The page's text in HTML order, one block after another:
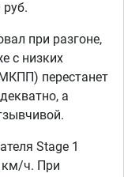
при разгоне,
с низких
перестанет
а
Stage 1
км/ч. При